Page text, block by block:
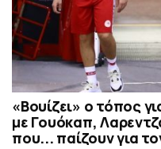
«Βουίζει» ο τόπος
με Γουόκαπ,
που... παίζουν για